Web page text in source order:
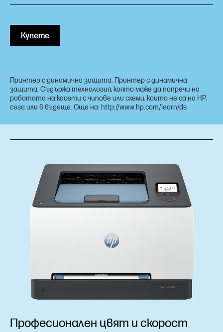
Купете
Принтер с динамична защита. Принтер с динамична
защита. Съдържа технология, която може да попречи на
работата на касети с чипове или схеми, които не са на HP,
сега или в бъдеще. Още на: http://www.hp.com/learn/ds
Професионален цвят и скорост